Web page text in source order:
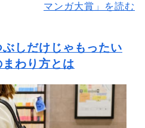
マンガ大賞」を読む
しだけじゃもったい
わり方とは